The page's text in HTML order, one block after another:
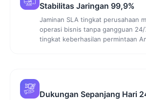
Stabilitas Jaringan 99,9%
Jaminan SLA tingkat perusahaan
operasi bisnis tanpa gangguan 24/
tingkat keberhasilan permintaan
Dukungan Sepanjang Hari